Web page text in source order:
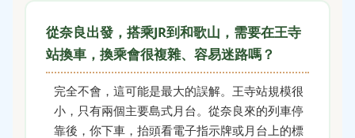
從奈良出發，搭乘JR到和歌山，需要在王寺
站換車，換乘會很複雜、容易迷路嗎？
完全不會，這可能是最大的誤解。王寺站規模很
小，只有兩個主要島式月台。從奈良來的列車停
靠後，你下車，抬頭看電子指示牌或月台上的標